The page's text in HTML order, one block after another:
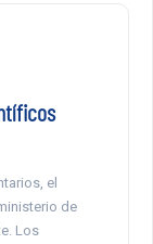
el
de
Los